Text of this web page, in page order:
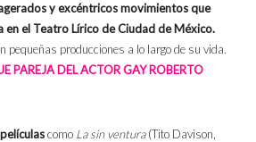
y excéntricos movimientos que
en el Teatro Lírico de Ciudad de México.
pequeñas producciones a lo largo de su vida.
PAREJA DEL ACTOR GAY ROBERTO
como La sin ventura(Tito Davison,